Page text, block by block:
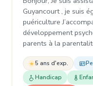
Guyancourt , je suis
puériculture
développement
parents à la
5 ans d'exp.
Handicap